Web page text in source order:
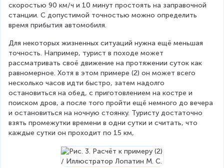
скоростью 90 км/ч и 10 минут простоять на заправочной
станции. С допустимой точностью можно определить
время прибытия автомобиля.
Для некоторых жизненных ситуаций нужна ещё меньшая
точность. Например, турист в походе может
рассматривать своё движение на протяжении суток как
равномерное. Хотя в этом примере (2) он может всего
несколько часов идти быстро, затем надолго
остановиться на обед, с приготовлением на костре и
поиском дров, а после того пройти ещё немного до вечера
и остановиться на ночную стоянку. Туристу достаточно
взять промежутки времени в одни сутки и считать, что
каждые сутки он проходит по 15 км,